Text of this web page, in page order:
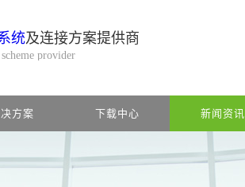
统及连接方案提供商
provider
方案 下载中心 新闻资讯